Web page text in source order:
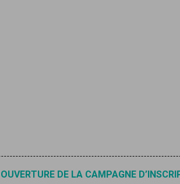
OUVERTURE DE LA CAMPAGNE